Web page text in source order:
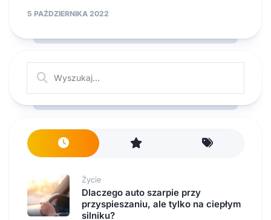
5 PAŹDZIERNIKA 2022
Życie
Dlaczego auto szarpie przy
przyspieszaniu, ale tylko na ciepłym
silniku?